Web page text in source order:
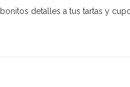
detalles a tus tartas y